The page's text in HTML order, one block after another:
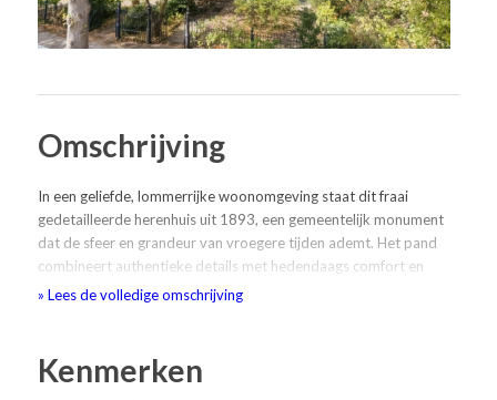
Omschrijving
In een geliefde, lommerrijke woonomgeving staat dit fraai
gedetailleerde herenhuis uit 1893, een gemeentelijk monument
dat de sfeer en grandeur van vroegere tijden ademt. Het pand
combineert authentieke details met hedendaags comfort en
biedt een besloten tuin met achterom. De perfecte plek voor wie
onder architectuur verricht.
» Lees de volledige omschrijving
Kenmerken